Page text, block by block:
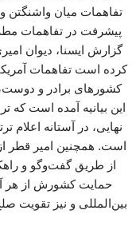
تفاهمات میان واشنگتن
پیشرفت در تفاهمات
گزارش ایسنا، دیوان
کرده است تفاهمات
کشورهای برادر و
این بیانیه آمده است که
نهایی، در آستانه اعلام
است. همچنین امیر قطر
از طریق گفت‌وگو و
حمایت کشورش از هر
بین‌المللی و نیز تقویت